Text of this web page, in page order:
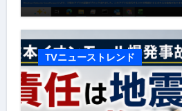
TVニューストレンド